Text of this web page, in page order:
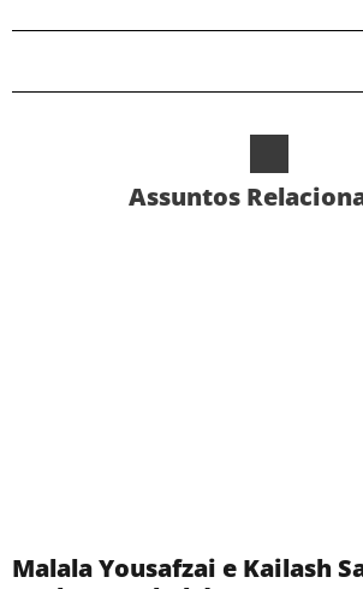
Assuntos
Malala Yousafzai e Kailash